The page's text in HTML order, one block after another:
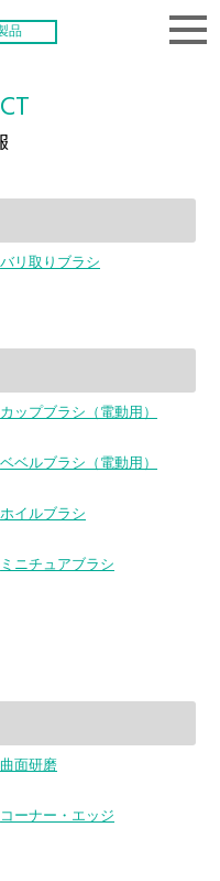
品
バリ取りブラシ
カップブラシ（電動用）
ベベルブラシ（電動用）
ホイルブラシ
ミニチュアブラシ
曲面研磨
コーナー・エッジ